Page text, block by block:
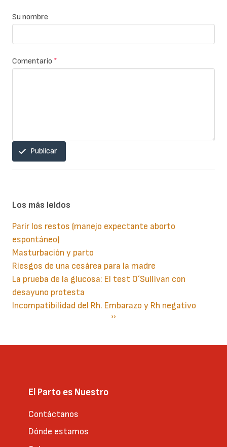
Su nombre
Comentario *
Publicar
Los más leidos
Parir los restos (manejo expectante aborto
espontáneo)
Masturbación y parto
Riesgos de una cesárea para la madre
La prueba de la glucosa: El test O´Sullivan con
desayuno protesta
Incompatibilidad del Rh. Embarazo y Rh negativo
Siguiente
››
El Parto es Nuestro
Contáctanos
Dónde estamos